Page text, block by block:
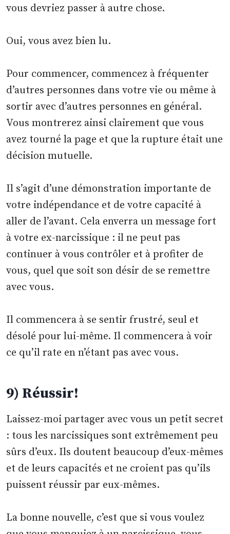
vous devriez passer à autre chose.
Oui, vous avez bien lu.
Pour commencer, commencez à fréquenter
d’autres personnes dans votre vie ou même à
sortir avec d’autres personnes en général.
Vous montrerez ainsi clairement que vous
avez tourné la page et que la rupture était une
décision mutuelle.
Il s’agit d’une démonstration importante de
votre indépendance et de votre capacité à
aller de l’avant. Cela enverra un message fort
à votre ex-narcissique : il ne peut pas
continuer à vous contrôler et à profiter de
vous, quel que soit son désir de se remettre
avec vous.
Il commencera à se sentir frustré, seul et
désolé pour lui-même. Il commencera à voir
ce qu’il rate en n’étant pas avec vous.
9) Réussir!
Laissez-moi partager avec vous un petit secret
: tous les narcissiques sont extrêmement peu
sûrs d’eux. Ils doutent beaucoup d’eux-mêmes
et de leurs capacités et ne croient pas qu’ils
puissent réussir par eux-mêmes.
La bonne nouvelle, c’est que si vous voulez